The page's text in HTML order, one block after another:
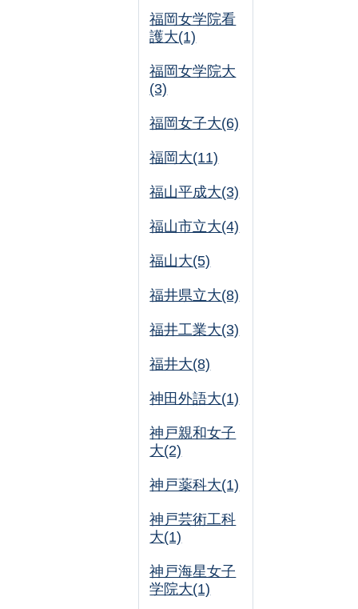
福岡女学院看
護大(1)
福岡女学院大
(3)
福岡女子大(6)
福岡大(11)
福山平成大(3)
福山市立大(4)
福山大(5)
福井県立大(8)
福井工業大(3)
福井大(8)
神田外語大(1)
神戸親和女子
大(2)
神戸薬科大(1)
神戸芸術工科
大(1)
神戸海星女子
学院大(1)